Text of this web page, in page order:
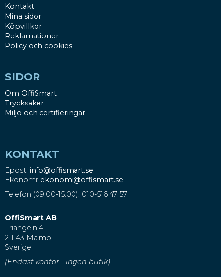
Kontakt
Mina sidor
Köpvillkor
Reklamationer
Policy och cookies
SIDOR
Om OffiSmart
Trycksaker
Miljö och certifieringar
KONTAKT
Epost: info@offismart.se
Ekonomi: ekonomi@offismart.se
Telefon (09.00-15.00): 010-516 47 57
OffiSmart AB
Triangeln 4
211 43 Malmö
Sverige
(Endast kontor - ingen butik)